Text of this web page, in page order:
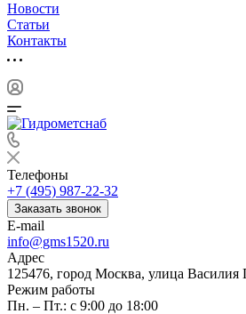
Новости
Статьи
Контакты
Телефоны
+7 (495) 987-22-32
Заказать звонок
E-mail
info@gms1520.ru
Адрес
125476, город Москва, улица
Режим работы
Пн. – Пт.: с 9:00 до 18:00